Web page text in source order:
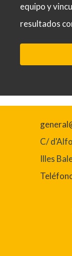
equipo y
resultados
C/
Illes